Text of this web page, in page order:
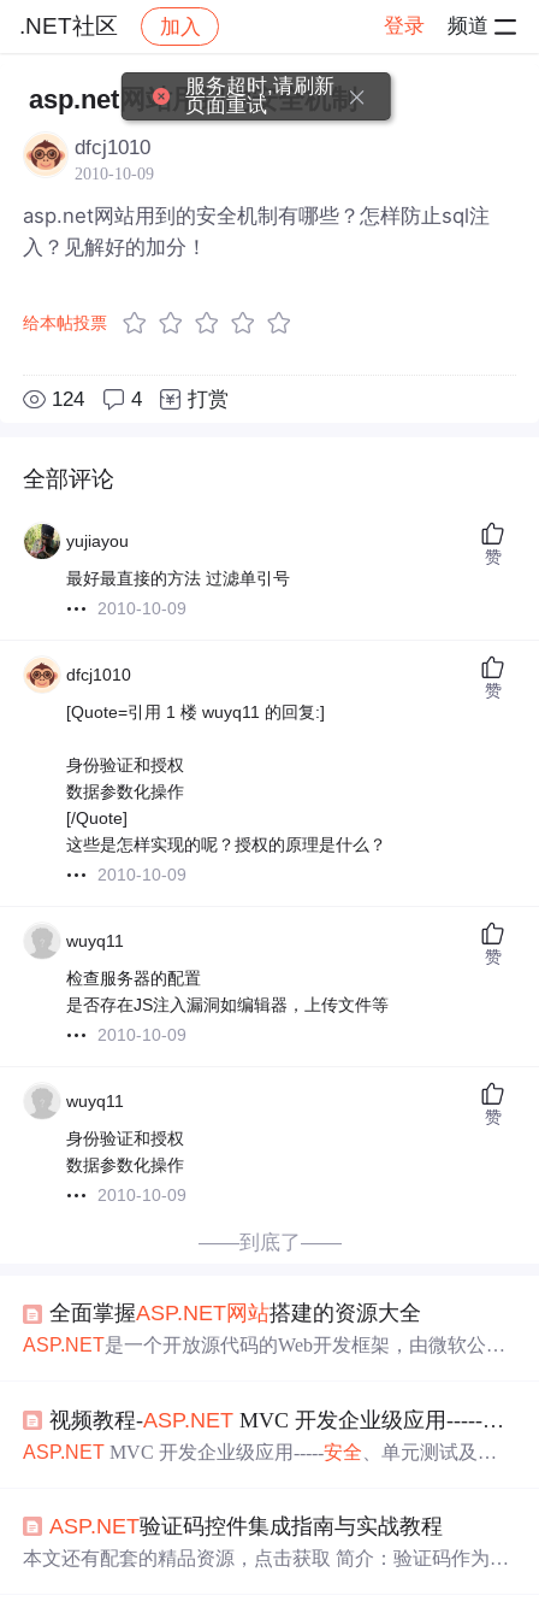
.NET社区 加入 登录 频道
.NET社区 帖子详情
asp.net网站用到的安全机制
dfcj1010
2010-10-09
asp.net网站用到的安全机制有哪些？怎样防止sql注
入？见解好的加分！
给本帖投票
124 4 打赏
全部评论
yujiayou
最好最直接的方法 过滤单引号
2010-10-09
赞
dfcj1010
[Quote=引用 1 楼 wuyq11 的回复:]
身份验证和授权
数据参数化操作
[/Quote]
这些是怎样实现的呢？授权的原理是什么？
2010-10-09
赞
wuyq11
检查服务器的配置
是否存在JS注入漏洞如编辑器，上传文件等
2010-10-09
赞
wuyq11
身份验证和授权
数据参数化操作
2010-10-09
赞
——到底了——
全面掌握ASP.NET网站搭建的资源大全
ASP.NET是一个开放源代码的Web开发框架，由微软公司
ET 广泛应用于企业级的Web应用开发中，因其对开发效率
的提升以及对各种开发需求的良好支持而备受欢迎。ASP.
件可以分为HTML控件、Web控件和验证控件。HTML控件
是最基础的控件，直接映射为HTML标签；
视频教程-ASP.NET MVC 开发企业级应用-----安全
ASP.NET MVC 开发企业级应用-----安全 、单元测试及部
ASP.NET验证码控件集成指南与实战教程
本文还有配套的精品资源，点击获取 简介：验证码作为一
服务超时,请刷新
页面重试